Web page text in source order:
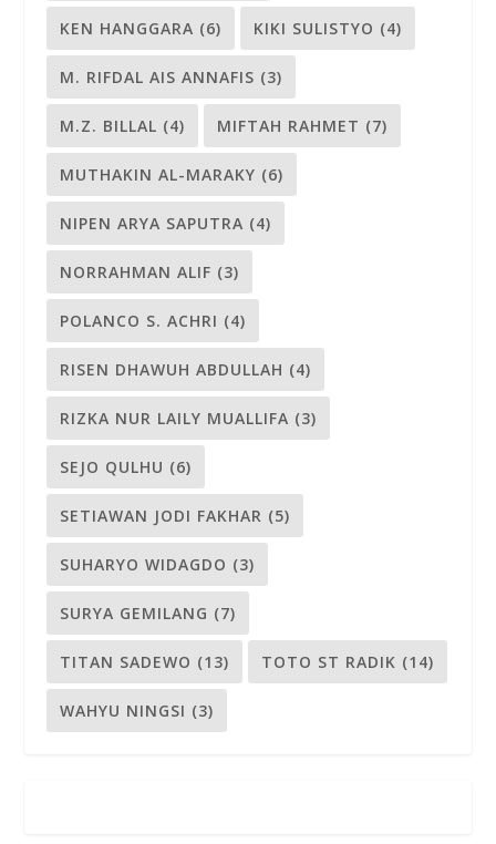
KEN HANGGARA (6) KIKI SULISTYO (4)
M. RIFDAL AIS ANNAFIS (3)
M.Z. BILLAL (4) MIFTAH RAHMET (7)
MUTHAKIN AL-MARAKY (6)
NIPEN ARYA SAPUTRA (4)
NORRAHMAN ALIF (3)
POLANCO S. ACHRI (4)
RISEN DHAWUH ABDULLAH (4)
RIZKA NUR LAILY MUALLIFA (3)
SEJO QULHU (6)
SETIAWAN JODI FAKHAR (5)
SUHARYO WIDAGDO (3)
SURYA GEMILANG (7)
TITAN SADEWO (13) TOTO ST RADIK (14)
WAHYU NINGSI (3)